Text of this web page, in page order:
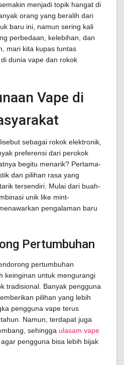
menjadi topik hangat di
orang yang beralih dari
baru ini, namun sering kali
perbedaan, kelebihan, dan
mari kita kupas tuntas
dunia vape dan rokok
Vape di
sebagai rokok elektronik,
preferensi dari perokok
begitu menarik? Pertama-
dan pilihan rasa yang
tersendiri. Mulai dari buah-
unik like mint-
pengalaman baru
Pertumbuhan
pertumbuhan
keinginan untuk mengurangi
tradisional. Banyak pengguna
pilihan yang lebih
pengguna vape terus
Namun, terdapat juga
sehingga ulasam vape
pengguna bisa lebih bijak